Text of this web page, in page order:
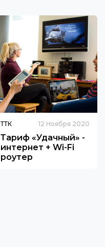
ТТК 12 Ноября 2020
Тариф «Удачный» -
интернет + Wi-Fi
роутер